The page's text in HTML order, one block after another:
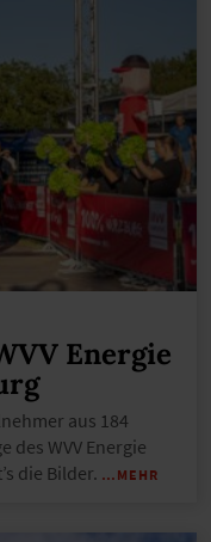
Energie
aus 184
des WVV Energie
die Bilder. …MEHR